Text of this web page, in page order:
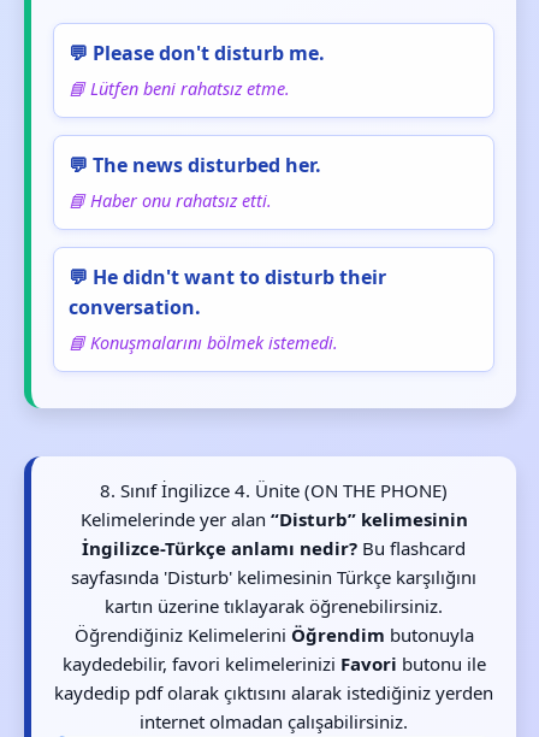
💬 Please don't disturb me.
📘 Lütfen beni rahatsız etme.
💬 The news disturbed her.
📘 Haber onu rahatsız etti.
💬 He didn't want to disturb their
conversation.
📘 Konuşmalarını bölmek istemedi.
8. Sınıf İngilizce 4. Ünite (ON THE PHONE)
Kelimelerinde yer alan “Disturb” kelimesinin
İngilizce-Türkçe anlamı nedir? Bu flashcard
sayfasında 'Disturb' kelimesinin Türkçe karşılığını
kartın üzerine tıklayarak öğrenebilirsiniz.
Öğrendiğiniz Kelimelerini Öğrendim butonuyla
kaydedebilir, favori kelimelerinizi Favori butonu ile
kaydedip pdf olarak çıktısını alarak istediğiniz yerden
internet olmadan çalışabilirsiniz.